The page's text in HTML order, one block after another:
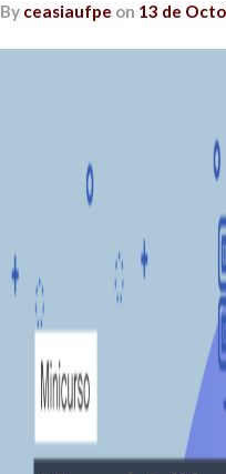
by ceasiaufpe on 13 de